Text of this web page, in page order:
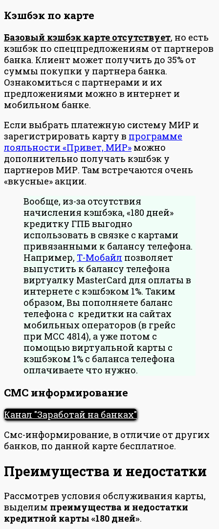
Кэшбэк по карте
Базовый кэшбэк карте отсутствует, но есть
кэшбэк по спецпредложениям от партнеров
банка. Клиент может получить до 35% от
суммы покупки у партнера банка.
Ознакомиться с партнерами и их
предложениями можно в интернет и
мобильном банке.
Если выбрать платежную систему МИР и
зарегистрировать карту в программе
лояльности «Привет, МИР» можно
дополнительно получать кэшбэк у
партнеров МИР. Там встречаются очень
«вкусные» акции.
Вообще, из-за отсутствия
начисления кэшбэка, «180 дней»
кредитку ГПБ выгодно
использовать в связке с картами
привязанными к балансу телефона.
Например, Т-Мобайл позволяет
выпустить к балансу телефона
виртуалку MasterCard для оплаты в
интернете с кэшбэком 1%. Таким
образом, Вы пополняете баланс
телефона с кредитки на сайтах
мобильных операторов (в грейс
при МСС 4814), а уже потом с
помощью виртуальной карты с
кэшбэком 1% с баланса телефона
оплачиваете что нужно.
СМС информирование
Канал "Заработай на банках"
Смс-информирование, в отличие от других
банков, по данной карте бесплатное.
Преимущества и недостатки
Рассмотрев условия обслуживания карты,
выделим преимущества и недостатки
кредитной карты «180 дней».